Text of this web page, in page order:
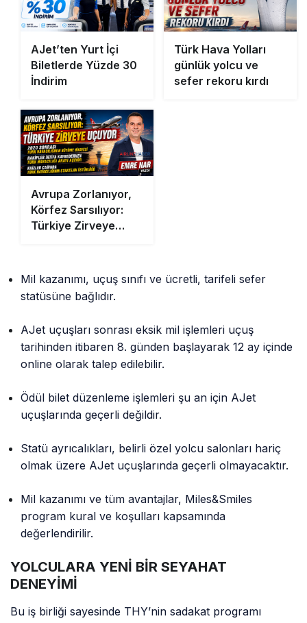
AJet’ten Yurt İçi
Biletlerde Yüzde 30
İndirim
Türk Hava Yolları
günlük yolcu ve
sefer rekoru kırdı
Avrupa Zorlanıyor,
Körfez Sarsılıyor:
Türkiye Zirveye
Mil kazanımı, uçuş sınıfı ve ücretli, tarifeli sefer
statüsüne bağlıdır.
AJet uçuşları sonrası eksik mil işlemleri uçuş
tarihinden itibaren 8. günden başlayarak 12 ay içinde
online olarak talep edilebilir.
Ödül bilet düzenleme işlemleri şu an için AJet
uçuşlarında geçerli değildir.
Statü ayrıcalıkları, belirli özel yolcu salonları hariç
olmak üzere AJet uçuşlarında geçerli olmayacaktır.
Mil kazanımı ve tüm avantajlar, Miles&Smiles
program kural ve koşulları kapsamında
değerlendirilir.
YOLCULARA YENİ BİR SEYAHAT
DENEYİMİ
Bu iş birliği sayesinde THY’nin sadakat programı